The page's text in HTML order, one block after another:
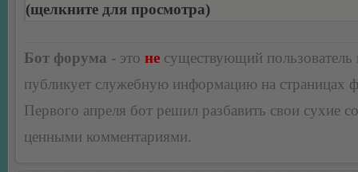
(щелкните для просмотра)
Бот форума - это не существующий пользователь
публикует служебную информацию на страницах
Первого апреля бот решил разбавить свои сухие
ценными комментариями.